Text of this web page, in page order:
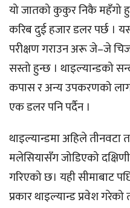
यो जातको कुकुर निकै महँगो
करिब दुई हजार डलर पर्छ ।
परीक्षण गराउन अरू जे–जे
सस्तो हुन्छ । थाइल्यान्डको
कपास र अन्य उपकरणको
एक डलर पनि पर्दैन ।
थाइल्यान्डमा अहिले तीनवटा
मलेसियासँग जोडिएको दक्षिणी
गरिएको छ। यही सीमाबाट
प्रकार थाइल्यान्ड प्रवेश गरेको